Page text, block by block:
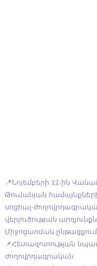
📍Նոյեմբերի 12-ին
Թումանյան
սոցիալ-
վերլուծության
Միջոցառման
📌Հետազոտության
ժողովրդագրական